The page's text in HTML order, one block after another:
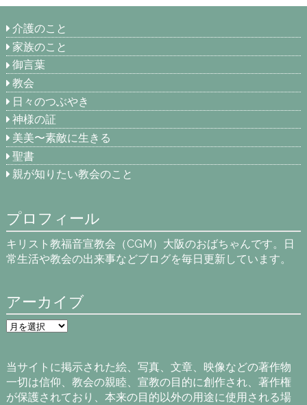
介護のこと
家族のこと
御言葉
教会
日々のつぶやき
神様の証
美美〜素敵に生きる
聖書
親が知りたい教会のこと
プロフィール
キリスト教福音宣教会（CGM）大阪のおばちゃんです。日
常生活や教会の出来事などブログを毎日更新しています。
アーカイブ
ア
ー
ブ
当サイトに掲示された絵、写真、文章、映像などの著作物
一切は信仰、教会の親睦、宣教の目的に創作され、著作権
が保護されており、本来の目的以外の用途に使用される場